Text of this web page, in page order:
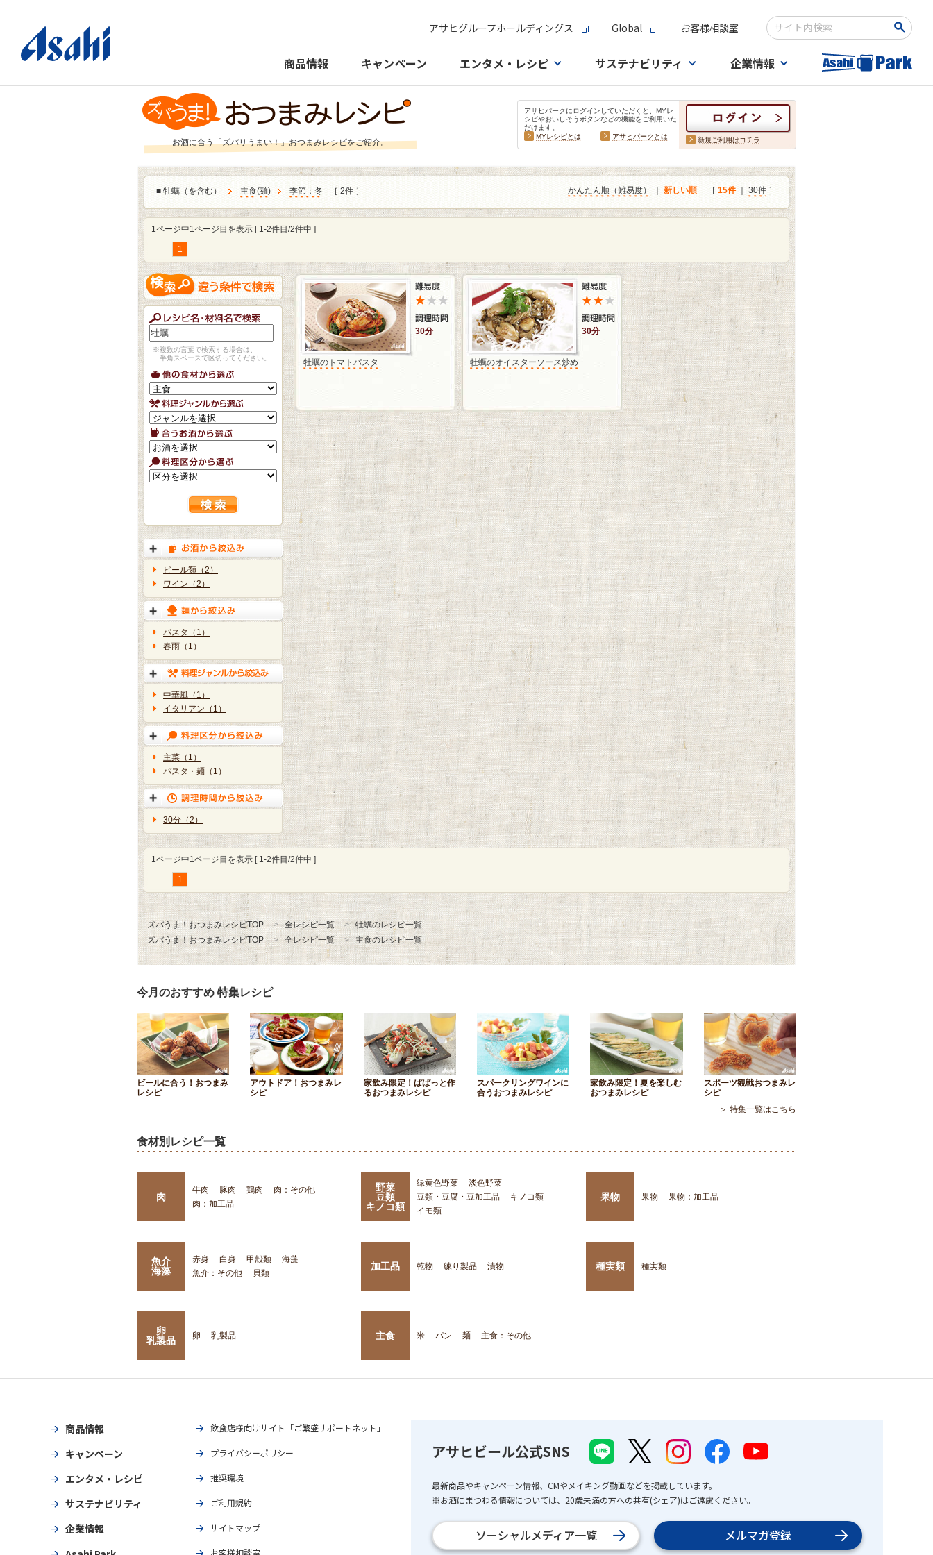
アサヒグループホールディングス Global お客様相談室
検索キーワード入力
商品情報 キャンペーン エンタメ・レシピ サステナビリティ 企業情報
お酒に合う「ズバリうまい！」おつまみレシピをご紹介。
アサヒパークにログインしていただくと、MYレ
シピやおいしそうボタンなどの機能をご利用いた
だけます。
MYレシピとは
アサヒパークとは 新規ご利用はコチラ
■ 牡蠣（を含む） 主食(麺) 季節：冬 ［ 2件 ］ かんたん順（難易度） 新しい順 ［ 15件｜ 30件 ］
1ページ中1ページ目を表示 [ 1-2件目/2件中 ]
1
※複数の言葉で検索する場合は、
半角スペースで区切ってください。
ビール類（2）
ワイン（2）
パスタ（1）
春雨（1）
中華風（1）
イタリアン（1）
主菜（1）
パスタ・麺（1）
30分（2）
30分
牡蠣のトマトパスタ
30分
牡蠣のオイスターソース炒め
1ページ中1ページ目を表示 [ 1-2件目/2件中 ]
1
ズバうま！おつまみレシピTOP 全レシピ一覧
牡蠣のレシピ一覧
ズバうま！おつまみレシピTOP
全レシピ一覧 主食のレシピ一覧
今月のおすすめ 特集レシピ
ビールに合う！おつまみ
レシピ
アウトドア！おつまみレ
シピ
家飲み限定！ぱぱっと作
るおつまみレシピ
スパークリングワインに
合うおつまみレシピ
家飲み限定！夏を楽しむ
おつまみレシピ
スポーツ観戦おつまみレ
シピ
＞ 特集一覧はこちら
食材別レシピ一覧
肉
牛肉 豚肉 鶏肉
肉：その他
肉：加工品
野菜
豆類
キノコ類
緑黄色野菜
淡色野菜
豆類・豆腐・豆加工品
キノコ類
イモ類
果物 果物 果物：加工品
魚介
海藻
赤身 白身 甲殻類
海藻
魚介：その他
貝類
加工品 乾物 練り製品 漬物 種実類 種実類
卵
乳製品
卵 乳製品 主食 米 パン 麺 主食：その他
商品情報
キャンペーン
エンタメ・レシピ
サステナビリティ
企業情報
飲食店様向けサイト「ご繁盛サポートネット」
プライバシーポリシー
推奨環境
ご利用規約
サイトマップ
お客様相談室
アサヒビール公式SNS
最新商品やキャンペーン情報、CMやメイキング動画などを掲載しています。
※お酒にまつわる情報については、20歳未満の方への共有(シェア)はご遠慮ください。
ソーシャルメディア一覧 メルマガ登録